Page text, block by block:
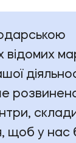
відомих
щоб у нас